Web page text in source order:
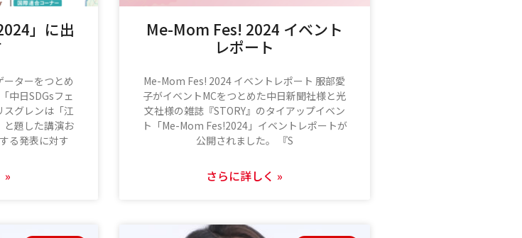
」に出
ーターをつとめ
中日SDGsフェ
スグレンは「江
と題した講演お
る発表に対す
»
Me-Mom Fes! 2024 イベント
レポート
Me-Mom Fes! 2024 イベントレポート 服部愛
子がイベントMCをつとめた中日新聞社様と光
文社様の雑誌『STORY』のタイアップイベン
ト「Me-Mom Fes!2024」イベントレポートが
公開されました。 『S
さらに詳しく »